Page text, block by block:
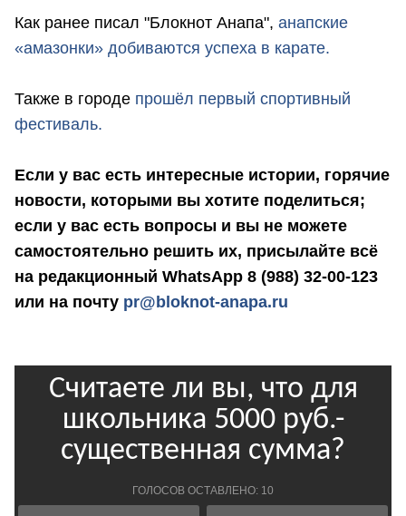
Как ранее писал "Блокнот Анапа", анапские
«амазонки» добиваются успеха в карате.
Также в городе прошёл первый спортивный
фестиваль.
Если у вас есть интересные истории, горячие
новости, которыми вы хотите поделиться;
если у вас есть вопросы и вы не можете
самостоятельно решить их, присылайте всё
на редакционный WhatsApp 8 (988) 32-00-123
или на почту pr@bloknot-anapa.ru